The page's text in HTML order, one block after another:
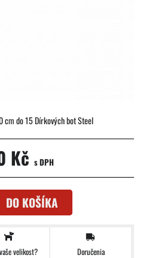
cm do 15 Dírkových bot Steel
Kč s DPH
DO KOŠÍKA
velikost? Doručenia